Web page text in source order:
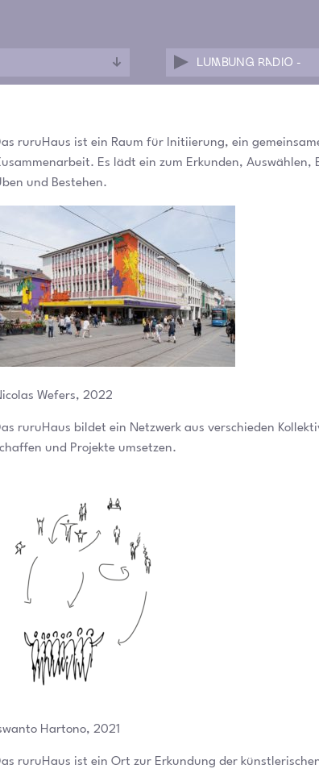
LUMBUNG RADIO -
ruruHaus ist ein Raum für Initiierung, ein
Es lädt ein zum Erkunden,
und Bestehen.
Wefers, 2022
ruruHaus bildet ein Netzwerk aus verschieden
und Projekte umsetzen.
Hartono, 2021
ruruHaus ist ein Ort zur Erkundung der